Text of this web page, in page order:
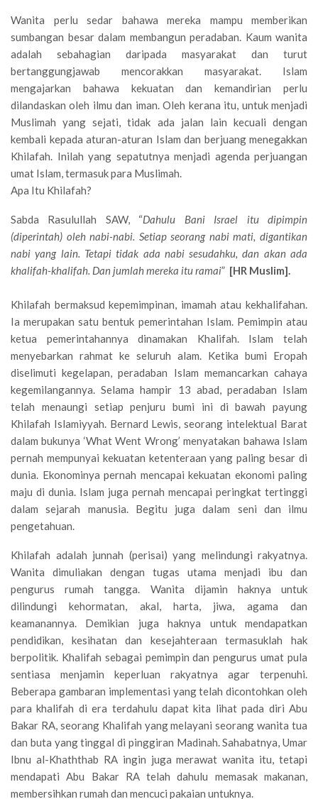
Wanita perlu sedar bahawa mereka mampu memberikan
sumbangan besar dalam membangun peradaban. Kaum wanita
adalah sebahagian daripada masyarakat dan turut
bertanggungjawab mencorakkan masyarakat. Islam
mengajarkan bahawa kekuatan dan kemandirian perlu
dilandaskan oleh ilmu dan iman. Oleh kerana itu, untuk menjadi
Muslimah yang sejati, tidak ada jalan lain kecuali dengan
kembali kepada aturan-aturan Islam dan berjuang menegakkan
Khilafah. Inilah yang sepatutnya menjadi agenda perjuangan
umat Islam, termasuk para Muslimah.
Apa Itu Khilafah?
Sabda Rasulullah SAW, “Dahulu Bani Israel itu dipimpin
(diperintah) oleh nabi-nabi. Setiap seorang nabi mati, digantikan
nabi yang lain. Tetapi tidak ada nabi sesudahku, dan akan ada
khalifah-khalifah. Dan jumlah mereka itu ramai” [HR Muslim].
Khilafah bermaksud kepemimpinan, imamah atau kekhalifahan.
Ia merupakan satu bentuk pemerintahan Islam. Pemimpin atau
ketua pemerintahannya dinamakan Khalifah. Islam telah
menyebarkan rahmat ke seluruh alam. Ketika bumi Eropah
diselimuti kegelapan, peradaban Islam memancarkan cahaya
kegemilangannya. Selama hampir 13 abad, peradaban Islam
telah menaungi setiap penjuru bumi ini di bawah payung
Khilafah Islamiyyah. Bernard Lewis, seorang intelektual Barat
dalam bukunya ‘What Went Wrong’ menyatakan bahawa Islam
pernah mempunyai kekuatan ketenteraan yang paling besar di
dunia. Ekonominya pernah mencapai kekuatan ekonomi paling
maju di dunia. Islam juga pernah mencapai peringkat tertinggi
dalam sejarah manusia. Begitu juga dalam seni dan ilmu
pengetahuan.
Khilafah adalah junnah (perisai) yang melindungi rakyatnya.
Wanita dimuliakan dengan tugas utama menjadi ibu dan
pengurus rumah tangga. Wanita dijamin haknya untuk
dilindungi kehormatan, akal, harta, jiwa, agama dan
keamanannya. Demikian juga haknya untuk mendapatkan
pendidikan, kesihatan dan kesejahteraan termasuklah hak
berpolitik. Khalifah sebagai pemimpin dan pengurus umat pula
sentiasa menjamin keperluan rakyatnya agar terpenuhi.
Beberapa gambaran implementasi yang telah dicontohkan oleh
para khalifah di era terdahulu dapat kita lihat pada diri Abu
Bakar RA, seorang Khalifah yang melayani seorang wanita tua
dan buta yang tinggal di pinggiran Madinah. Sahabatnya, Umar
Ibnu al-Khaththab RA ingin juga merawat wanita itu, tetapi
mendapati Abu Bakar RA telah dahulu memasak makanan,
membersihkan rumah dan mencuci pakaian untuknya.